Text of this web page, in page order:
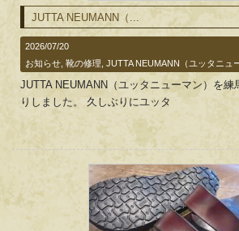
JUTTA NEUMANN（...
2026/07/20
お知らせ ,靴の修理 ,JUTTA NEUMANN（ユッタニュ
JUTTA NEUMANN（ユッタニューマン）を練
りしました。 久しぶりにユッタ